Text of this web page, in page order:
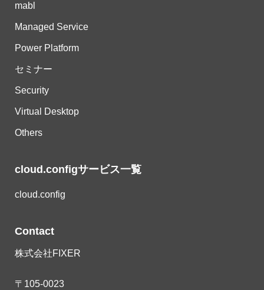
mabl
Managed Service
Power Platform
セミナー
Security
Virtual Desktop
Others
cloud.configサービス一覧
cloud.config
Contact
株式会社FIXER
〒105-0023